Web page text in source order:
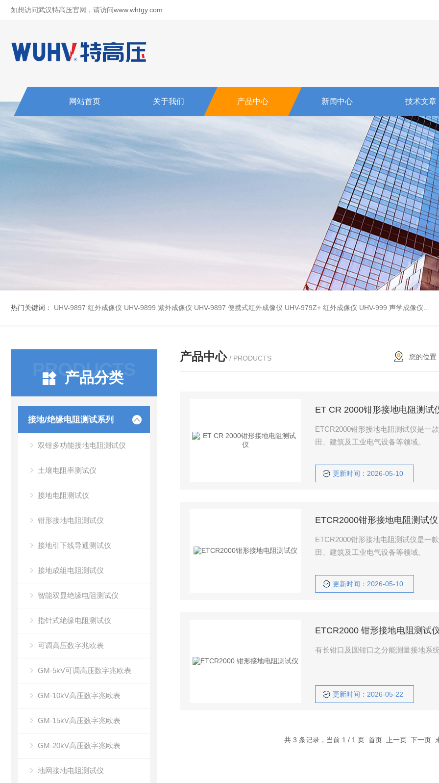
如想访问武汉特高压官网，请访问www.whtgy.com
网站首页 关于我们 产品中心 新闻中心 技术文章
热门关键词： UHV-9897 红外成像仪 UHV-9899 紫外成像仪 UHV-9897 便携式红外成像仪 UHV-979Z+ 红外成像仪 UHV-999 声学成像仪
PRODUCTS
产品分类
接地/绝缘电阻测试系列
双钳多功能接地电阻测试仪
土壤电阻率测试仪
接地电阻测试仪
钳形接地电阻测试仪
接地引下线导通测试仪
接地成组电阻测试仪
智能双显绝缘电阻测试仪
指针式绝缘电阻测试仪
可调高压数字兆欧表
GM-5kV可调高压数字兆欧表
GM-10kV高压数字兆欧表
GM-15kV高压数字兆欧表
GM-20kV高压数字兆欧表
地网接地电阻测试仪
产品中心 / PRODUCTS 您的位置
ET CR 2000钳形接地电阻测试
ETCR2000钳形接地电阻测试仪是一
田、建筑及工业电气设备等领域。
更新时间：2026-05-10
ETCR2000钳形接地电阻测试仪
ETCR2000钳形接地电阻测试仪是一
田、建筑及工业电气设备等领域。
更新时间：2026-05-10
ETCR2000 钳形接地电阻测试
有长钳口及圆钳口之分能测量接地系
更新时间：2026-05-22
共 3 条记录，当前 1 / 1 页 首页 上一页 下一页